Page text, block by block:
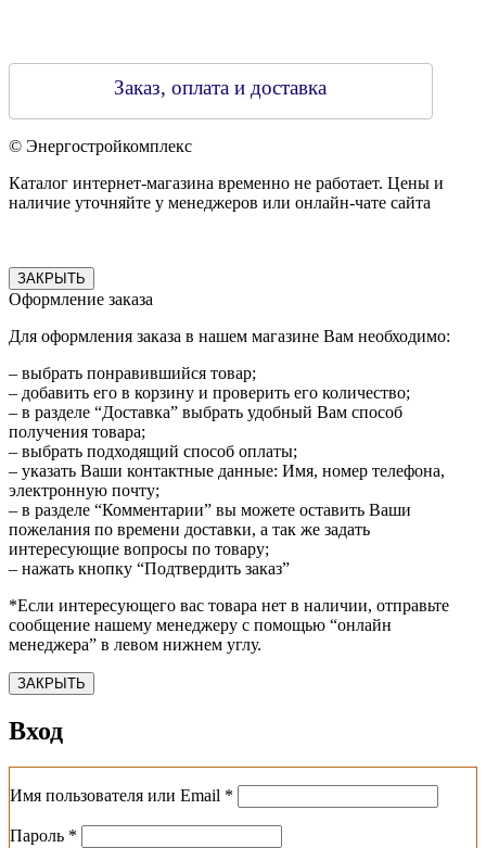
Заказ, оплата и доставка
© Энергостройкомплекс
Каталог интернет-магазина временно не работает. Цены и
наличие уточняйте у менеджеров или онлайн-чате сайта
ЗАКРЫТЬ
Оформление заказа
Для оформления заказа в нашем магазине Вам необходимо:
– выбрать понравившийся товар;
– добавить его в корзину и проверить его количество;
– в разделе “Доставка” выбрать удобный Вам способ
получения товара;
– выбрать подходящий способ оплаты;
– указать Ваши контактные данные: Имя, номер телефона,
электронную почту;
– в разделе “Комментарии” вы можете оставить Ваши
пожелания по времени доставки, а так же задать
интересующие вопросы по товару;
– нажать кнопку “Подтвердить заказ”
*Если интересующего вас товара нет в наличии, отправьте
сообщение нашему менеджеру с помощью “онлайн
менеджера” в левом нижнем углу.
ЗАКРЫТЬ
Вход
Имя пользователя или Email *
Пароль *